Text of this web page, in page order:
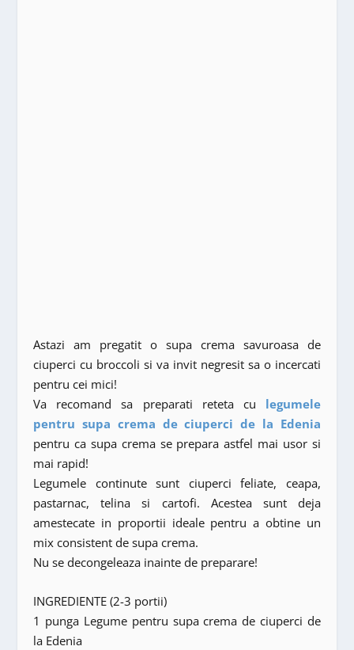
Astazi am pregatit o supa crema savuroasa de
ciuperci cu broccoli si va invit negresit sa o incercati
pentru cei mici!
Va recomand sa preparati reteta cu legumele
pentru supa crema de ciuperci de la Edenia
pentru ca supa crema se prepara astfel mai usor si
mai rapid!
Legumele continute sunt ciuperci feliate, ceapa,
pastarnac, telina si cartofi. Acestea sunt deja
amestecate in proportii ideale pentru a obtine un
mix consistent de supa crema.
Nu se decongeleaza inainte de preparare!
INGREDIENTE (2-3 portii)
1 punga Legume pentru supa crema de ciuperci de
la Edenia